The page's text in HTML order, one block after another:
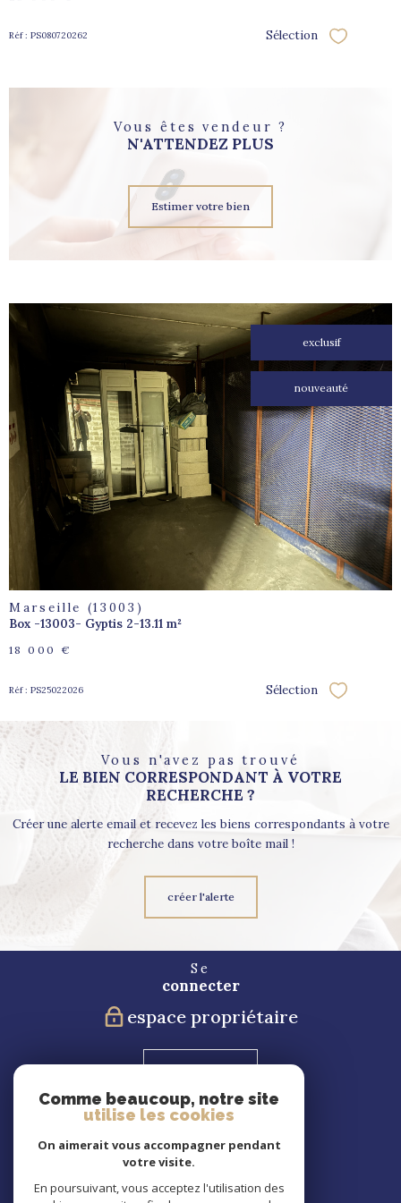
Réf : PS080720262 Sélection
Vous êtes vendeur ?
N'ATTENDEZ PLUS
Estimer votre bien
exclusif
nouveauté
voir le
bien
Marseille (13003)
Box -13003- Gyptis 2-13.11 m²
18 000 €
Réf : PS25022026 Sélection
Vous n'avez pas trouvé
LE BIEN CORRESPONDANT À VOTRE
RECHERCHE ?
Créer une alerte email et recevez les biens correspondants à votre
recherche dans votre boîte mail !
créer l'alerte
Se
connecter
espace propriétaire
suivre
Comme beaucoup, notre site
utilise les cookies
On aimerait vous accompagner pendant
votre visite.
En poursuivant, vous acceptez l'utilisation des